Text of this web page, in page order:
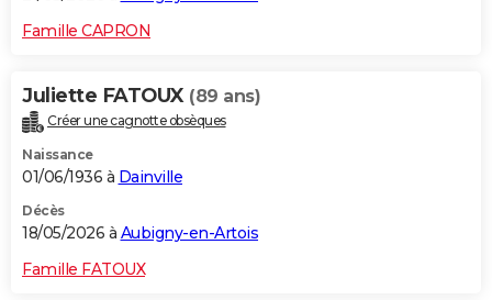
Famille CAPRON
Juliette FATOUX (89 ans)
Créer une cagnotte obsèques
Naissance
01/06/1936 à Dainville
Décès
18/05/2026 à Aubigny-en-Artois
Famille FATOUX